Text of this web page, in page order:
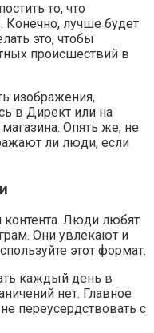
то, что
лучше будет
это, чтобы
происшествий в
изображения,
в Директ или на
Опять же, не
ли люди, если
Люди любят
Они увлекают и
этот формат.
каждый день в
нет. Главное
переусердствовать с